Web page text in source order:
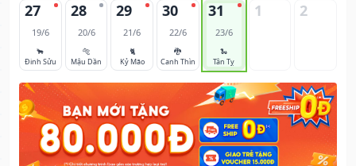
27
19/6
🐂
Đinh Sửu
28
20/6
🐅
Mậu Dần
29
21/6
🐈
Kỷ Mão
30
22/6
🐉
Canh Thìn
31
23/6
🐍
Tân Tỵ
1 2